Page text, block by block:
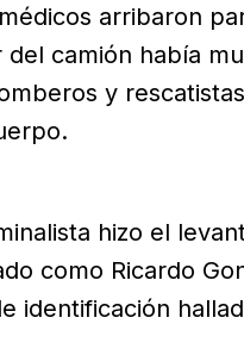
arribaron
camión había
y
hizo el
como Ricardo
identificación